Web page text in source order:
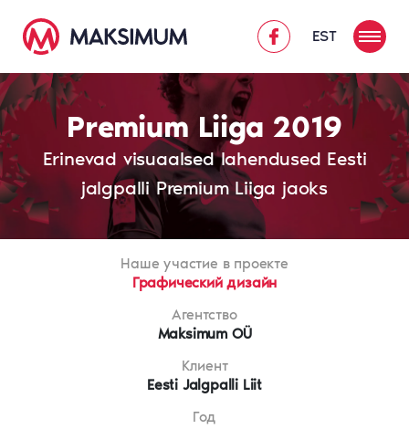
EST
Premium Liiga 2019
Erinevad visuaalsed lahendused Eesti
jalgpalli Premium Liiga jaoks
Наше участие в проекте
Графический дизайн
Агентство
Maksimum OÜ
Клиент
Eesti Jalgpalli Liit
Год